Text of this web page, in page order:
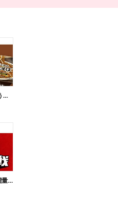
【おトク】対象の焼きそば2個買うと100円引き!
【おトク】お値段そのまま!45%増量作戦!